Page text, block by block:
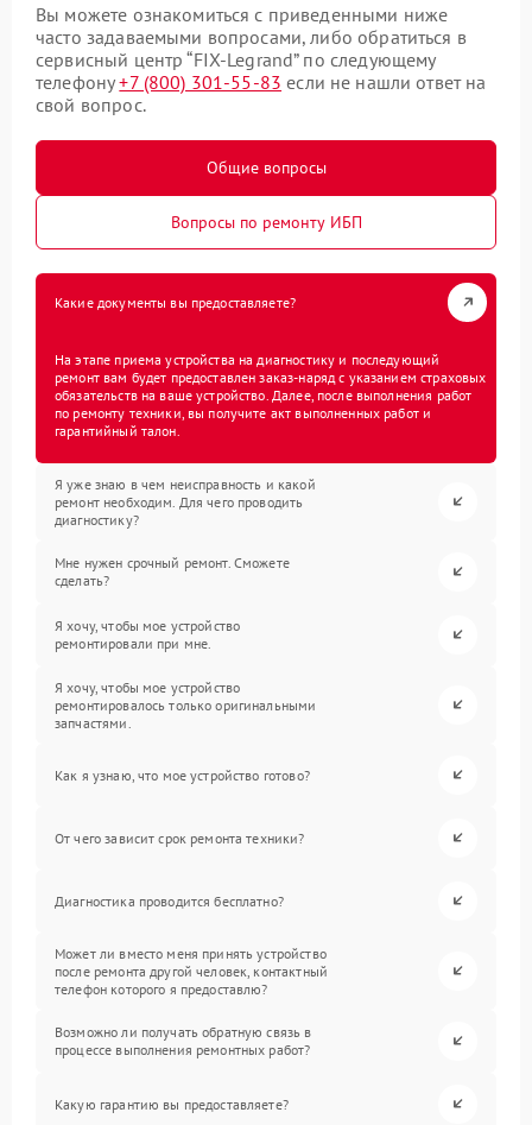
Вы можете ознакомиться с приведенными ниже
часто задаваемыми вопросами, либо обратиться в
сервисный центр “FIX-Legrand” по следующему
телефону+7 (800) 301-55-83 если не нашли ответ на
свой вопрос.
Общие вопросы
Вопросы по ремонту ИБП
Какие документы вы предоставляете?
На этапе приема устройства на диагностику и последующий
ремонт вам будет предоставлен заказ-наряд с указанием страховых
обязательств на ваше устройство. Далее, после выполнения работ
по ремонту техники, вы получите акт выполненных работ и
гарантийный талон.
Я уже знаю в чем неисправность и какой
ремонт необходим. Для чего проводить
диагностику?
Мне нужен срочный ремонт. Сможете
сделать?
Я хочу, чтобы мое устройство
ремонтировали при мне.
Я хочу, чтобы мое устройство
ремонтировалось только оригинальными
запчастями.
Как я узнаю, что мое устройство готово?
От чего зависит срок ремонта техники?
Диагностика проводится бесплатно?
Может ли вместо меня принять устройство
после ремонта другой человек, контактный
телефон которого я предоставлю?
Возможно ли получать обратную связь в
процессе выполнения ремонтных работ?
Какую гарантию вы предоставляете?